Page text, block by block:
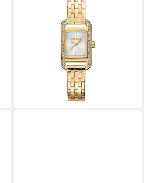
Quarzuhr Signature square
Watch DK1L117M0035,
Armbanduhr, Damenuhr,
Edelstahlarmband, analog
lieferbar - in 1-2 Werktagen bei dir